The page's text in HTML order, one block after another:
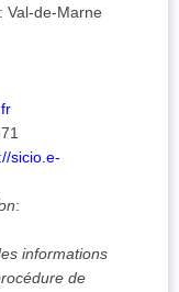
: Val-de-Marne
sicio.e-
:
informations
de